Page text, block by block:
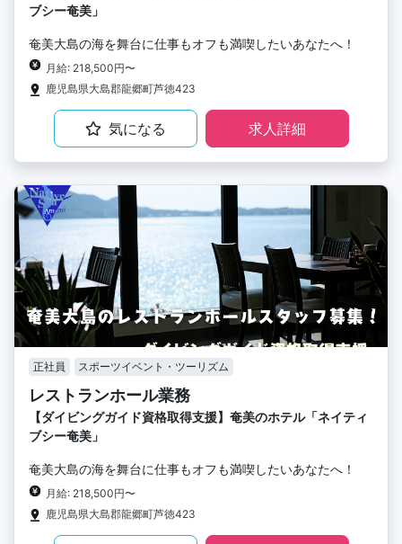
ブシー奄美」
奄美大島の海を舞台に仕事もオフも満喫したいあなたへ！
月給: 218,500円〜
鹿児島県大島郡龍郷町芦徳423
気になる 求人詳細
正社員 スポーツイベント・ツーリズム
レストランホール業務
【ダイビングガイド資格取得支援】奄美のホテル「ネイティ
ブシー奄美」
奄美大島の海を舞台に仕事もオフも満喫したいあなたへ！
月給: 218,500円〜
鹿児島県大島郡龍郷町芦徳423